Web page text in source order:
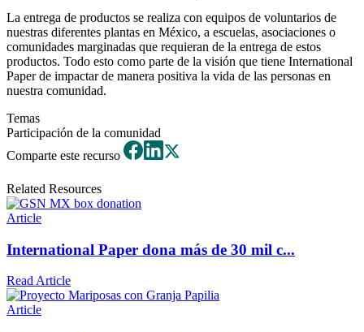
La entrega de productos se realiza con equipos de voluntarios de
nuestras diferentes plantas en México, a escuelas, asociaciones o
comunidades marginadas que requieran de la entrega de estos
productos. Todo esto como parte de la visión que tiene International
Paper de impactar de manera positiva la vida de las personas en
nuestra comunidad.
Temas
Participación de la comunidad
Comparte este recurso
Related Resources
Article
International Paper dona más de 30 mil c...
Read Article
Article